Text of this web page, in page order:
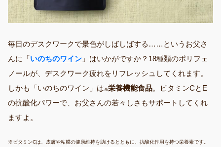
毎日のデスクワークで景色がしばしばする……というお父さ
んに「いのちのワイン 」はいかがですか？18種類のポリフェ
ノールが、デスクワーク疲れをリフレッシュしてくれます。
しかも「いのちのワイン」は ※栄養機能食品。ビタミンCとE
の抗酸化パワーで、お父さんの若々しさもサポートしてくれ
ますよ。
※ビタミンCは、皮膚や粘膜の健康維持を助けるとともに、抗酸化作用を持つ栄養素です。